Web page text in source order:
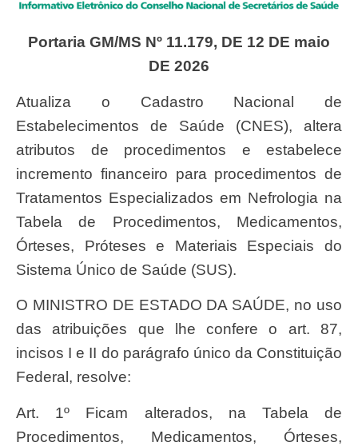
Portaria GM/MS Nº 11.179, DE 12 DE maio
DE 2026
Atualiza o Cadastro Nacional de
Estabelecimentos de Saúde (CNES), altera
atributos de procedimentos e estabelece
incremento financeiro para procedimentos de
Tratamentos Especializados em Nefrologia na
Tabela de Procedimentos, Medicamentos,
Órteses, Próteses e Materiais Especiais do
Sistema Único de Saúde (SUS).
O MINISTRO DE ESTADO DA SAÚDE, no uso
das atribuições que lhe confere o art. 87,
incisos I e II do parágrafo único da Constituição
Federal, resolve:
Art. 1º Ficam alterados, na Tabela de
Procedimentos, Medicamentos, Órteses,